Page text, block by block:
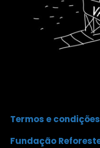
Termos e condições
Fundação